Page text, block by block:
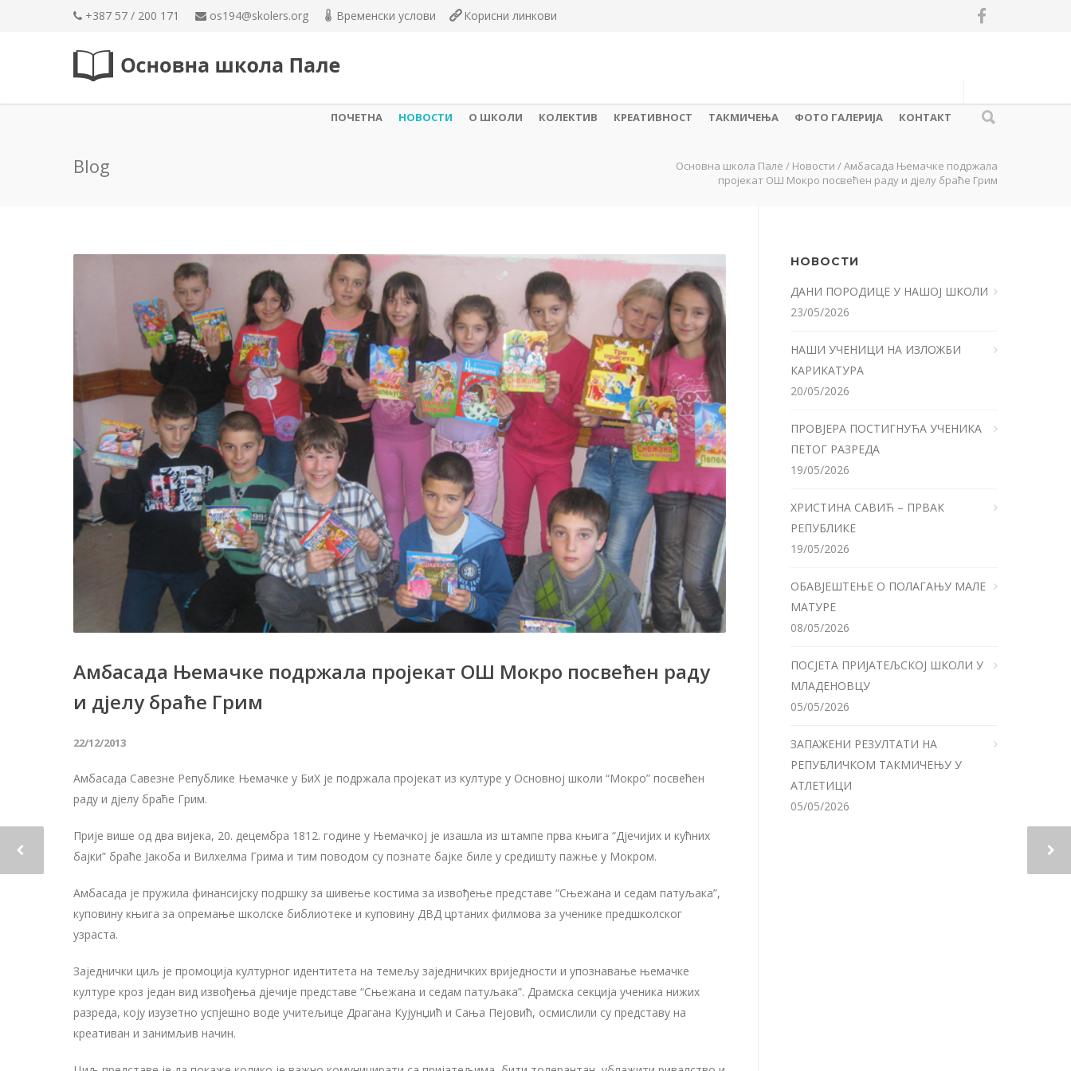
+387 57 / 200 171 os194@skolers.org Временски услови Корисни линкови
ПОЧЕТНА НОВОСТИ О ШКОЛИ КОЛЕКТИВ КРЕАТИВНОСТ ТАКМИЧЕЊА ФОТО ГАЛЕРИЈА КОНТАКТ
Blog Основна школа Пале / Новости /Амбасада Њемачке подржала
пројекат ОШ Мокро посвећен раду и дјелу браће Грим
Амбасада Њемачке подржала пројекат ОШ Мокро посвећен раду
и дјелу браће Грим
22/12/2013
Амбасада Савезне Републике Њемачке у БиХ је подржала пројекат из културе у Основној школи “Мокро” посвећен
раду и дјелу браће Грим.
Прије више од два вијека, 20. децембра 1812. године у Њемачкој је изашла из штампе прва књига “Дјечијих и кућних
бајки” браће Јакоба и Вилхелма Грима и тим поводом су познате бајке биле у средишту пажње у Мокром.
Амбасада је пружила финансијску подршку за шивење костима за извођење представе “Сњежана и седам патуљака”,
куповину књига за опремање школске библиотеке и куповину ДВД цртаних филмова за ученике предшколског
узраста.
Заједнички циљ је промоција културног идентитета на темељу заједничких вриједности и упознавање њемачке
културе кроз један вид извођења дјечије представе “Сњежана и седам патуљака”. Драмска секција ученика нижих
разреда, коју изузетно успјешно воде учитељице Драгана Кујунџић и Сања Пејовић, осмислили су представу на
креативан и занимљив начин.
НОВОСТИ
ДАНИ ПОРОДИЦЕ У НАШОЈ ШКОЛИ
23/05/2026
НАШИ УЧЕНИЦИ НА ИЗЛОЖБИ
КАРИКАТУРА
20/05/2026
ПРОВЈЕРА ПОСТИГНУЋА УЧЕНИКА
ПЕТОГ РАЗРЕДА
19/05/2026
ХРИСТИНА САВИЋ – ПРВАК
РЕПУБЛИКЕ
19/05/2026
ОБАВЈЕШТЕЊЕ О ПОЛАГАЊУ МАЛЕ
МАТУРЕ
08/05/2026
ПОСЈЕТА ПРИЈАТЕЉСКОЈ ШКОЛИ У
МЛАДЕНОВЦУ
05/05/2026
ЗАПАЖЕНИ РЕЗУЛТАТИ НА
РЕПУБЛИЧКОМ ТАКМИЧЕЊУ У
АТЛЕТИЦИ
05/05/2026